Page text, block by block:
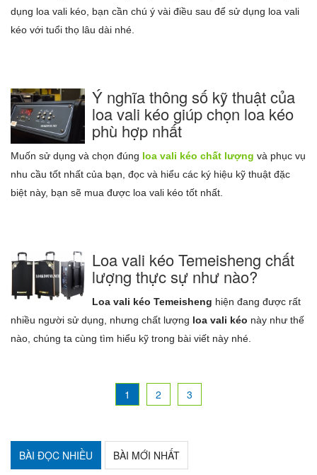
dụng loa vali kéo, bạn cần chú ý vài điều sau để sử dụng loa vali
kéo với tuổi thọ lâu dài nhé.
Ý nghĩa thông số kỹ thuật của
loa vali kéo giúp chọn loa kéo
phù hợp nhất
Muốn sử dụng và chọn đúng loa vali kéo chất lượng và phục vụ
nhu cầu tốt nhất của bạn, đọc và hiểu các ký hiệu kỹ thuật đặc
biệt này, bạn sẽ mua được loa vali kéo tốt nhất.
Loa vali kéo Temeisheng chất
lượng thực sự như nào?
Loa vali kéo Temeisheng hiện đang được rất
nhiều người sử dụng, nhưng chất lượng loa vali kéo này như thế
nào, chúng ta cùng tìm hiểu kỹ trong bài viết này nhé.
1 2 3
BÀI ĐỌC NHIỀU BÀI MỚI NHẤT